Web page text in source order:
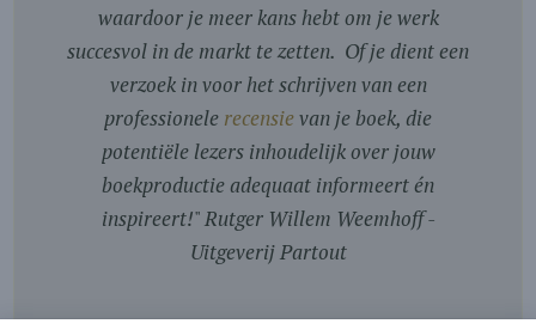
waardoor je meer kans hebt om je werk
succesvol in de markt te zetten. Of je dient een
verzoek in voor het schrijven van een
professionele recensievan je boek, die
potentiële lezers inhoudelijk over jouw
boekproductie adequaat informeert én
inspireert!"Rutger Willem Weemhoff -
Uitgeverij Partout